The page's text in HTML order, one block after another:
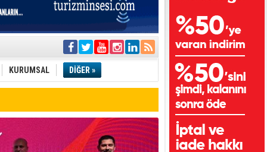
KURUMSAL DİĞER »